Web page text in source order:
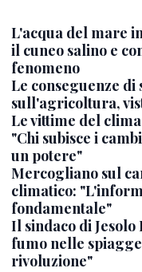
L'acqua del mare
il cuneo salino e
fenomeno
Le conseguenze di
sull'agricoltura,
Le vittime del
"Chi subisce i
un potere"
Mercogliano sul
climatico:
fondamentale"
Il sindaco di
fumo nelle
rivoluzione"